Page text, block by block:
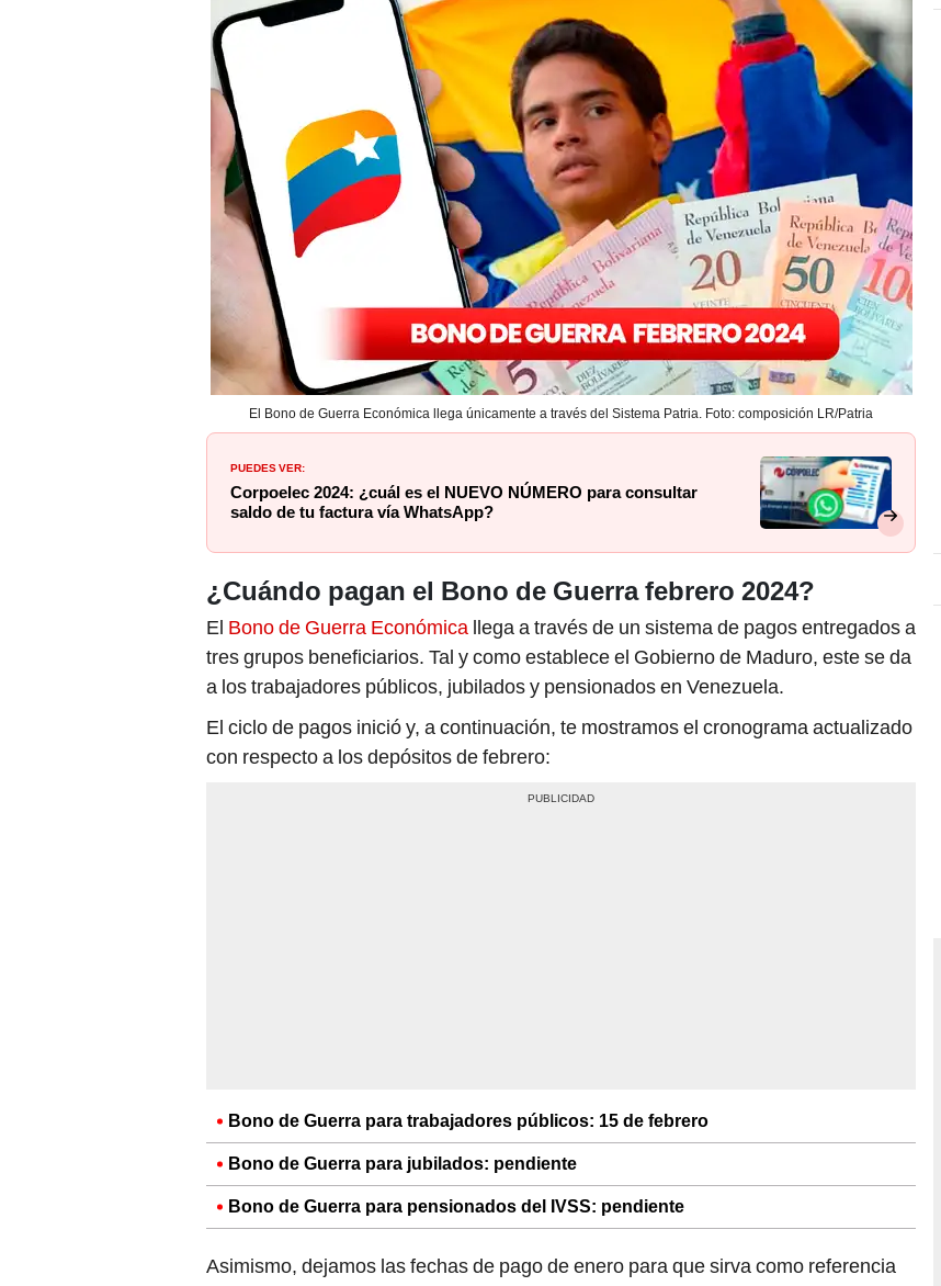
El Bono de Guerra Económica llega únicamente a través del Sistema Patria. Foto: composición LR/Patria
PUEDES VER:
Corpoelec 2024: ¿cuál es el NUEVO NÚMERO para consultar
saldo de tu factura vía WhatsApp?
¿Cuándo pagan el Bono de Guerra febrero 2024?
El Bono de Guerra Económica llega a través de un sistema de pagos entregados a
tres grupos beneficiarios. Tal y como establece el Gobierno de Maduro, este se da
a los trabajadores públicos, jubilados y pensionados en Venezuela.
El ciclo de pagos inició y, a continuación, te mostramos el cronograma actualizado
con respecto a los depósitos de febrero:
Bono de Guerra para trabajadores públicos: 15 de febrero
Bono de Guerra para jubilados: pendiente
Bono de Guerra para pensionados del IVSS: pendiente
Asimismo, dejamos las fechas de pago de enero para que sirva como referencia